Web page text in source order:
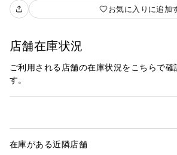
お気に入りに追加
店舗在庫状況
ご利用される店舗の在庫状況をこちらで確
す。
在庫がある近隣店舗